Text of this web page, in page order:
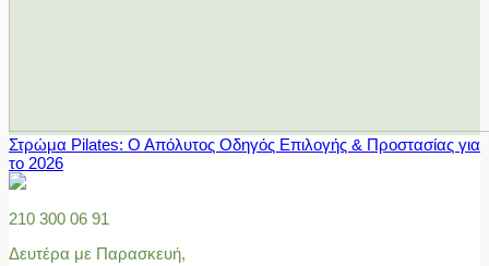
Στρώμα Pilates: Ο Απόλυτος Οδηγός Επιλογής & Προστασίας για
το 2026
210 300 06 91
Δευτέρα με Παρασκευή,